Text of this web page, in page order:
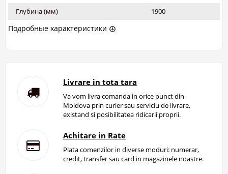
Глубина (мм)
1900
Подробные характеристики
Livrare in tota tara
Va vom livra comanda in orice punct din
Moldova prin curier sau serviciu de livrare,
existand si posibilitatea ridicarii proprii.
Achitare in Rate
Plata comenzilor in diverse moduri: numerar,
credit, transfer sau card in magazinele noastre.